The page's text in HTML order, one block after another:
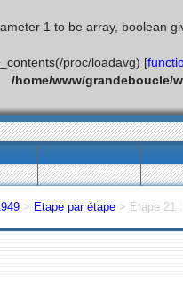
1 to be array, boolean
proc/loadavg) [
/home/www/grandeboucle/
Les statistiques Les
> Etape par étape > Etape 21